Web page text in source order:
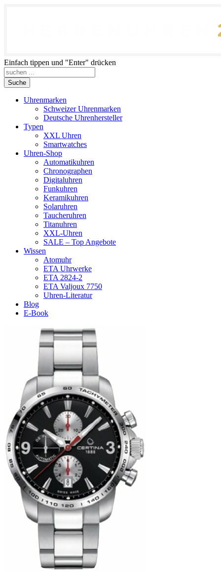
Einfach tippen und "Enter" drücken
Suche
Uhrenmarken
Schweizer Uhrenmarken
Deutsche Uhrenhersteller
Typen
XXL Uhren
Smartwatches
Uhren-Shop
Automatikuhren
Chronographen
Digitaluhren
Funkuhren
Keramikuhren
Solaruhren
Taucheruhren
Titanuhren
XXL-Uhren
SALE – Top Angebote
Wissen
Atomuhr
ETA Uhrwerke
ETA 2824-2
ETA Valjoux 7750
Uhren-Literatur
Blog
E-Book